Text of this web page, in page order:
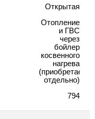
Открытая
Отопление
и ГВС
через
бойлер
косвенного
нагрева
(приобретается
отдельно)
794